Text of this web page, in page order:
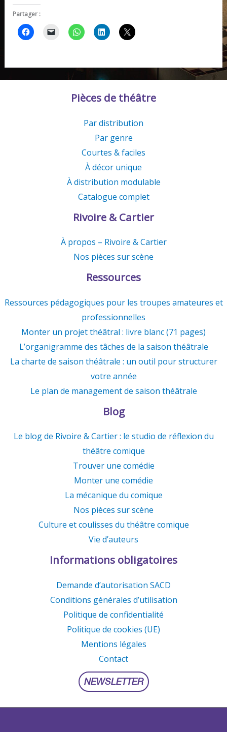
Partager :
Pièces de théâtre
Par distribution
Par genre
Courtes & faciles
À décor unique
À distribution modulable
Catalogue complet
Rivoire & Cartier
À propos – Rivoire & Cartier
Nos pièces sur scène
Ressources
Ressources pédagogiques pour les troupes amateures et
professionnelles
Monter un projet théâtral : livre blanc (71 pages)
L’organigramme des tâches de la saison théâtrale
La charte de saison théâtrale : un outil pour structurer
votre année
Le plan de management de saison théâtrale
Blog
Le blog de Rivoire & Cartier : le studio de réflexion du
théâtre comique
Trouver une comédie
Monter une comédie
La mécanique du comique
Nos pièces sur scène
Culture et coulisses du théâtre comique
Vie d’auteurs
Informations obligatoires
Demande d’autorisation SACD
Conditions générales d’utilisation
Politique de confidentialité
Politique de cookies (UE)
Mentions légales
Contact
NEWSLETTER